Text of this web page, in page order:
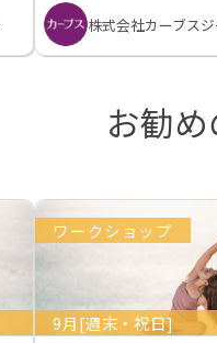
株式会社カーブス
お勧
ワークショップ
9月[週末・祝日]